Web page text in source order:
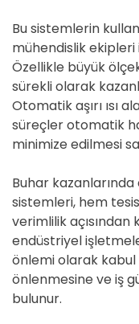
Bu sistemlerin
mühendislik
Özellikle büyük
sürekli olarak
Otomatik aşırı ısı
süreçler otomatik
minimize edilmesi
Buhar kazanlarında
sistemleri, hem
verimlilik
endüstriyel
önlemi olarak kabul
önlenmesine ve iş
bulunur.